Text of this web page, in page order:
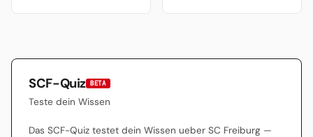
SCF-Quiz BETA
Teste dein Wissen
Das SCF-Quiz testet dein Wissen ueber SC Freiburg —